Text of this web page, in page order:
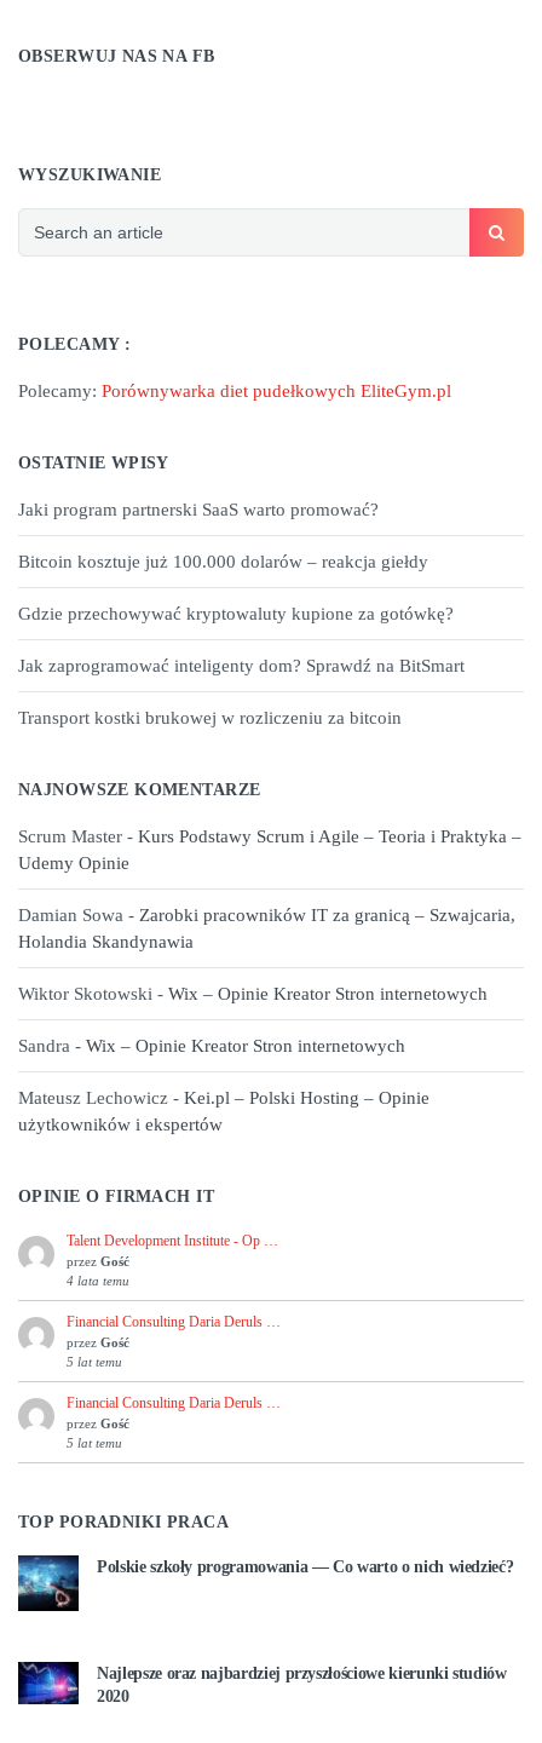
OBSERWUJ NAS NA FB
WYSZUKIWANIE
POLECAMY :
Polecamy: Porównywarka diet pudełkowych EliteGym.pl
OSTATNIE WPISY
Jaki program partnerski SaaS warto promować?
Bitcoin kosztuje już 100.000 dolarów – reakcja giełdy
Gdzie przechowywać kryptowaluty kupione za gotówkę?
Jak zaprogramować inteligenty dom? Sprawdź na BitSmart
Transport kostki brukowej w rozliczeniu za bitcoin
NAJNOWSZE KOMENTARZE
Scrum Master - Kurs Podstawy Scrum i Agile – Teoria i Praktyka –
Udemy Opinie
Damian Sowa - Zarobki pracowników IT za granicą – Szwajcaria,
Holandia Skandynawia
Wiktor Skotowski - Wix – Opinie Kreator Stron internetowych
Sandra - Wix – Opinie Kreator Stron internetowych
Mateusz Lechowicz - Kei.pl – Polski Hosting – Opinie
użytkowników i ekspertów
OPINIE O FIRMACH IT
Talent Development Institute - Op …
przez Gość
4 lata temu
Financial Consulting Daria Deruls …
przez Gość
5 lat temu
Financial Consulting Daria Deruls …
przez Gość
5 lat temu
TOP PORADNIKI PRACA
Polskie szkoły programowania — Co warto o nich wiedzieć?
Najlepsze oraz najbardziej przyszłościowe kierunki studiów
2020